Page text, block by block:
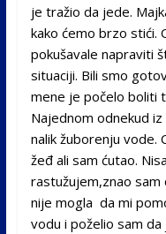
je tražio da jede.
kako ćemo brzo stići.
pokušavale napraviti
situaciji. Bili smo
mene je počelo boliti
Najednom odnekud
nalik žuborenju vode.
žeđ ali sam ćutao.
rastužujem,znao sam
nije mogla da mi
vodu i poželio sam